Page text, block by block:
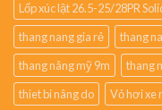
Lốp xúc lật 26.5-25/28PR
thang nang gia rẻ
thang
thang nâng mỹ 9m
thang
thiet bi nâng do
Vỏ hơi xe